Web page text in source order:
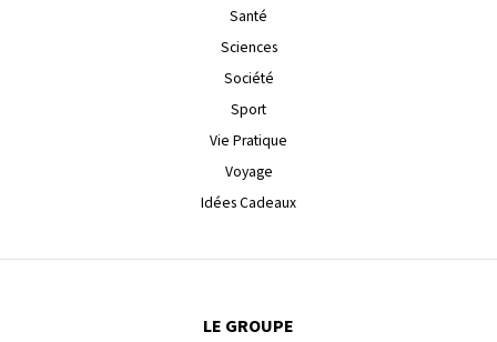
Santé
Sciences
Société
Sport
Vie Pratique
Voyage
Idées Cadeaux
LE GROUPE